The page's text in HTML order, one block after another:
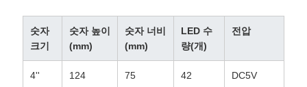
숫자
크기
숫자 높이
(mm)
숫자 너비
(mm)
LED 수
량(개)
전압
4'' 124 75 42 DC5V